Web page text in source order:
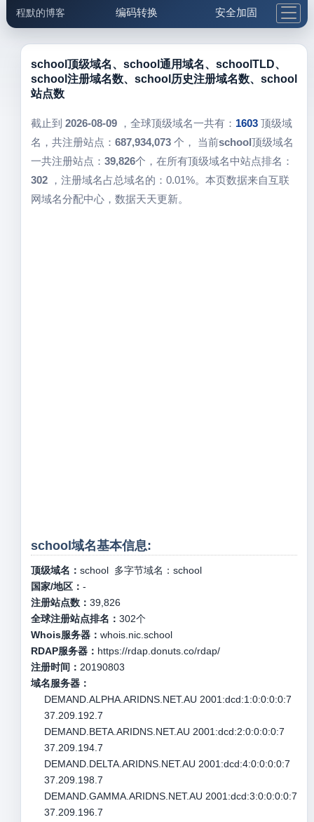
程默的博客 编码转换 安全加固
邮件工具 生活便民 更多工具
5.1支付宝大红包
school顶级域名、school通用域名、schoolTLD、
school注册域名数、school历史注册域名数、school
站点数
截止到 2026-08-09，全球顶级域名一共有： 1603 顶级域
名，共注册站点： 687,934,073 个， 当前school顶级域名
一共注册站点： 39,826个，在所有顶级域名中站点排名：
302，注册域名占总域名的：0.01%。本页数据来自互联
网域名分配中心，数据天天更新。
school域名基本信息:
顶级域名： school多字节域名： school
国家/地区： -
注册站点数： 39,826
全球注册站点排名： 302个
Whois服务器： whois.nic.school
RDAP服务器： https://rdap.donuts.co/rdap/
注册时间： 20190803
域名服务器：
DEMAND.ALPHA.ARIDNS.NET.AU 2001:dcd:1:0:0:0:0:7
37.209.192.7
DEMAND.BETA.ARIDNS.NET.AU 2001:dcd:2:0:0:0:0:7
37.209.194.7
DEMAND.DELTA.ARIDNS.NET.AU 2001:dcd:4:0:0:0:0:7
37.209.198.7
DEMAND.GAMMA.ARIDNS.NET.AU 2001:dcd:3:0:0:0:0:7
37.209.196.7